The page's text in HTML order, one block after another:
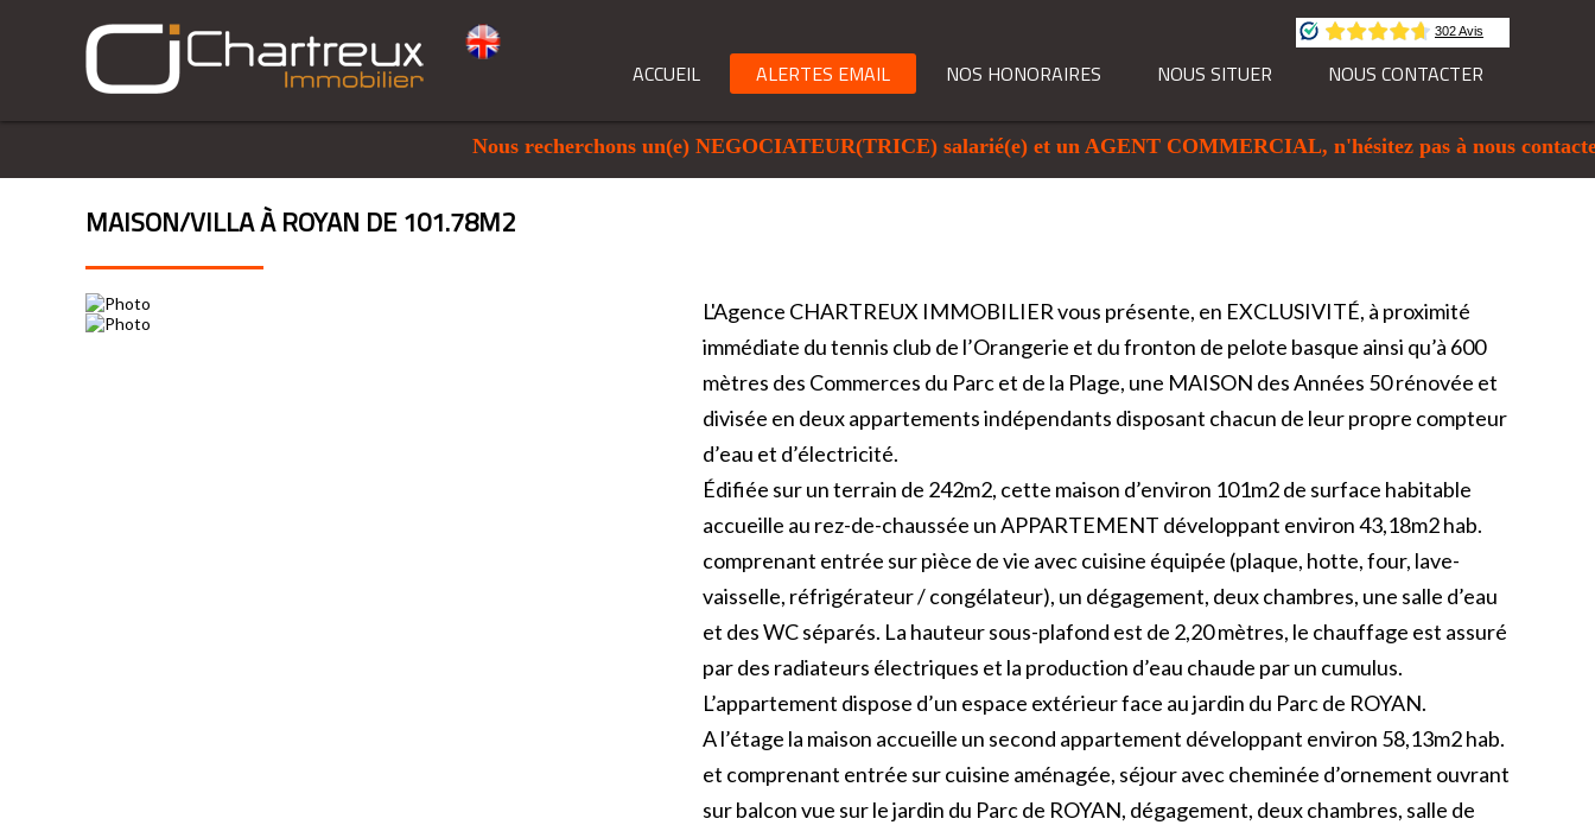
ACCUEIL ALERTES EMAIL NOS HONORAIRES NOUS SITUER NOUS CONTACTER
Nous recherchons un(e) NEGOCIATEUR(TRICE) salarié(e) et un AGENT COMMERCIAL, n'hésitez pas à nous contacter
MAISON/VILLA À ROYAN DE 101.78M2
L'Agence CHARTREUX IMMOBILIER vous présente, en EXCLUSIVITÉ, à proximité
immédiate du tennis club de l’Orangerie et du fronton de pelote basque ainsi qu’à 600
mètres des Commerces du Parc et de la Plage, une MAISON des Années 50 rénovée et
divisée en deux appartements indépendants disposant chacun de leur propre compteur
d’eau et d’électricité.
Édifiée sur un terrain de 242m2, cette maison d’environ 101m2 de surface habitable
accueille au rez-de-chaussée un APPARTEMENT développant environ 43,18m2 hab.
comprenant entrée sur pièce de vie avec cuisine équipée (plaque, hotte, four, lave-
vaisselle, réfrigérateur / congélateur), un dégagement, deux chambres, une salle d’eau
et des WC séparés. La hauteur sous-plafond est de 2,20 mètres, le chauffage est assuré
par des radiateurs électriques et la production d’eau chaude par un cumulus.
L’appartement dispose d’un espace extérieur face au jardin du Parc de ROYAN.
A l’étage la maison accueille un second appartement développant environ 58,13m2 hab.
et comprenant entrée sur cuisine aménagée, séjour avec cheminée d’ornement ouvrant
sur balcon vue sur le jardin du Parc de ROYAN, dégagement, deux chambres, salle de